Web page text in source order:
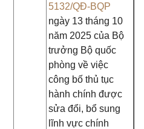
5132/QĐ-BQP
ngày 13 tháng 10
năm 2025 của Bộ
trưởng Bộ quốc
phòng về việc
công bố thủ tục
hành chính được
sửa đổi, bổ sung
lĩnh vực chính